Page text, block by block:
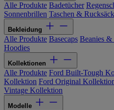
Alle Produkte Badetücher
Sonnenbrillen Taschen &
Bekleidung
Alle Produkte Basecaps Beanies &
Hoodies
Kollektionen
Alle Produkte Ford Built-Tough
Kollektion Ford Original
Vintage Kollektion
Modelle